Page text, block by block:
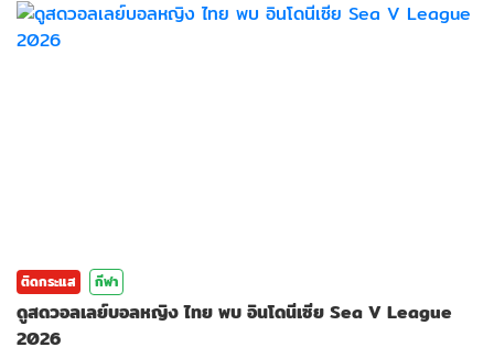
ติดกระแส กีฬา
ดูสดวอลเลย์บอลหญิง ไทย พบ อินโดนีเซีย Sea V League
2026